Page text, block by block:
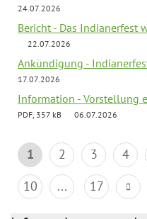
24.07.2026
Bericht - Das Indianerfest
22.07.2026
Ankündigung -
17.07.2026
Information - Vorstellung
PDF, 357 kB 06.07.2026
1 2 3 4
10
... 17